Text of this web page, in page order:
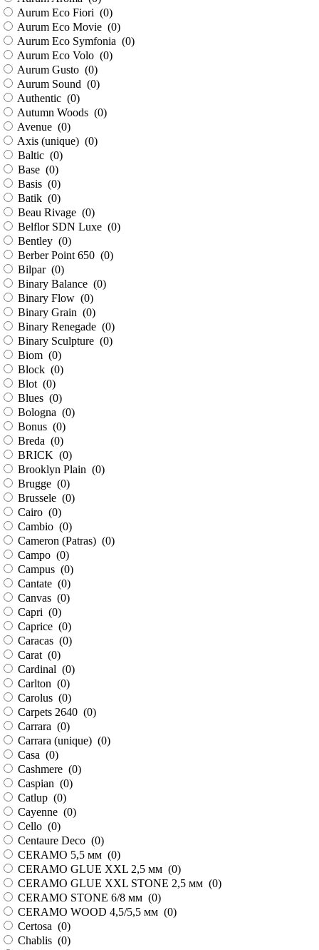
Aurum Eco Fiori (0)
Aurum Eco Movie (0)
Aurum Eco Symfonia (0)
Aurum Eco Volo (0)
Aurum Gusto (0)
Aurum Sound (0)
Authentic (0)
Autumn Woods (0)
Avenue (0)
Axis (unique) (0)
Baltic (0)
Base (0)
Basis (0)
Batik (0)
Beau Rivage (0)
Belflor SDN Luxe (0)
Bentley (0)
Berber Point 650 (0)
Bilpar (0)
Binary Balance (0)
Binary Flow (0)
Binary Grain (0)
Binary Renegade (0)
Binary Sculpture (0)
Biom (0)
Block (0)
Blot (0)
Blues (0)
Bologna (0)
Bonus (0)
Breda (0)
BRICK (0)
Brooklyn Plain (0)
Brugge (0)
Brussele (0)
Cairo (0)
Cambio (0)
Cameron (Patras) (0)
Campo (0)
Campus (0)
Cantate (0)
Canvas (0)
Capri (0)
Caprice (0)
Caracas (0)
Carat (0)
Cardinal (0)
Carlton (0)
Carolus (0)
Carpets 2640 (0)
Carrara (0)
Carrara (unique) (0)
Casa (0)
Cashmere (0)
Caspian (0)
Catlup (0)
Cayenne (0)
Cello (0)
Centaure Deco (0)
CERAMO 5,5 мм (0)
CERAMO GLUE XXL 2,5 мм (0)
CERAMO GLUE XXL STONE 2,5 мм (0)
CERAMO STONE 6/8 мм (0)
CERAMO WOOD 4,5/5,5 мм (0)
Certosa (0)
Chablis (0)